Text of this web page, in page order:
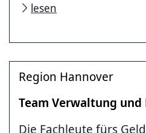
lesen
Region Hannover
Team Verwaltung und
Die Fachleute fürs Geld